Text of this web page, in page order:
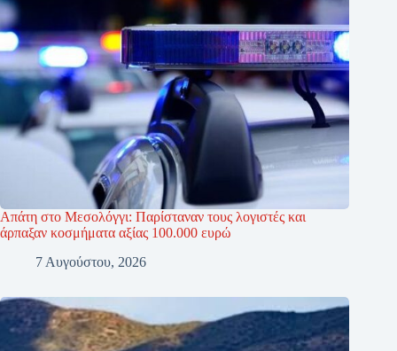
Απάτη στο Μεσολόγγι: Παρίσταναν τους λογιστές και
άρπαξαν κοσμήματα αξίας 100.000 ευρώ
7 Αυγούστου, 2026